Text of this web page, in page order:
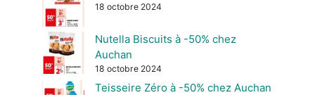
18 octobre 2024
Nutella Biscuits à -50% chez
Auchan
18 octobre 2024
Teisseire Zéro à -50% chez Auchan